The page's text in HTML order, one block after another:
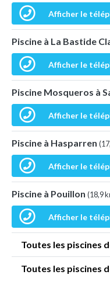
Afficher le
Piscine à La Bastide
Afficher le
Piscine Mosqueros à
Afficher le
Piscine à Hasparren
Afficher le
Piscine à Pouillon (18,9
Afficher le
Toutes les piscines
Toutes les piscines